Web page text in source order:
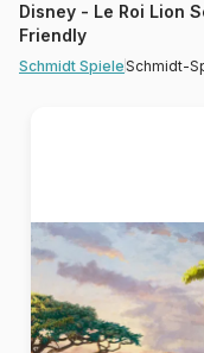
Disney - Le Roi Lion
Friendly
Schmidt SpieleSchmidt-